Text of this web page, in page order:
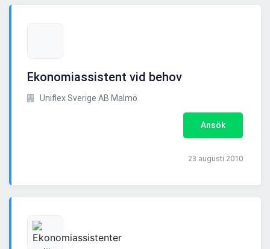
Ekonomiassistent vid behov
Uniflex Sverige AB Malmö
Ansök
23 augusti 2010